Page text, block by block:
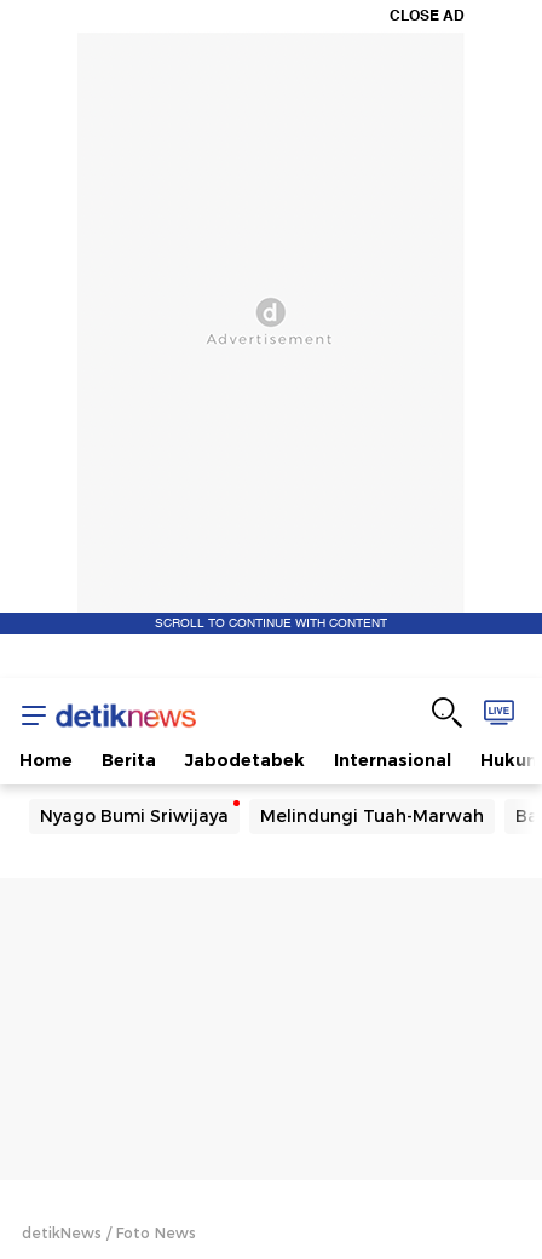
CLOSE AD
SCROLL TO CONTINUE WITH CONTENT
Home Berita Jabodetabek Internasional Hukum
Nyago Bumi Sriwijaya Melindungi Tuah-Marwah
detikNews Foto News